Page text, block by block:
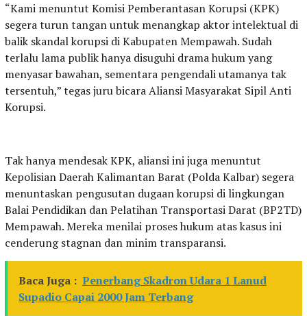
“Kami menuntut Komisi Pemberantasan Korupsi (KPK)
segera turun tangan untuk menangkap aktor intelektual di
balik skandal korupsi di Kabupaten Mempawah. Sudah
terlalu lama publik hanya disuguhi drama hukum yang
menyasar bawahan, sementara pengendali utamanya tak
tersentuh,” tegas juru bicara Aliansi Masyarakat Sipil Anti
Korupsi.
Tak hanya mendesak KPK, aliansi ini juga menuntut
Kepolisian Daerah Kalimantan Barat (Polda Kalbar) segera
menuntaskan pengusutan dugaan korupsi di lingkungan
Balai Pendidikan dan Pelatihan Transportasi Darat (BP2TD)
Mempawah. Mereka menilai proses hukum atas kasus ini
cenderung stagnan dan minim transparansi.
Baca Juga : Penerbang Skadron Udara 1 Lanud
Supadio Capai 2000 Jam Terbang